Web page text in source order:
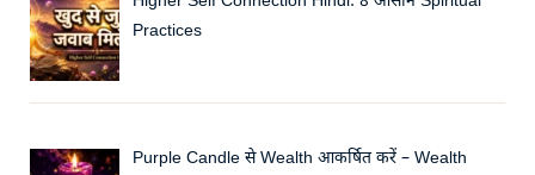
Practices
Purple Candle से Wealth आकर्षित करें – Wealth